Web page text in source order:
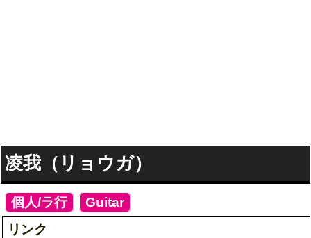
凌我（リョウガ）
個人/ラ行] Guitar]
リンク